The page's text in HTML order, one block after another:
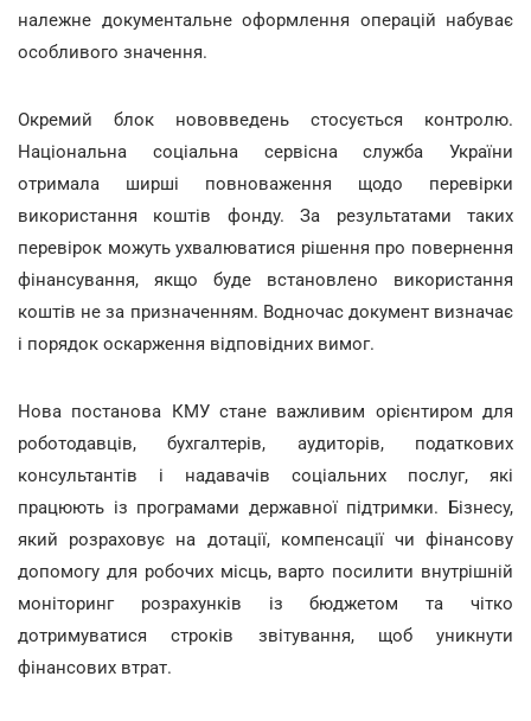
належне документальне оформлення операцій набуває
особливого значення.
Окремий блок нововведень стосується контролю.
Національна соціальна сервісна служба України
отримала ширші повноваження щодо перевірки
використання коштів фонду. За результатами таких
перевірок можуть ухвалюватися рішення про повернення
фінансування, якщо буде встановлено використання
коштів не за призначенням. Водночас документ визначає
і порядок оскарження відповідних вимог.
Нова постанова КМУ стане важливим орієнтиром для
роботодавців, бухгалтерів, аудиторів, податкових
консультантів і надавачів соціальних послуг, які
працюють із програмами державної підтримки. Бізнесу,
який розраховує на дотації, компенсації чи фінансову
допомогу для робочих місць, варто посилити внутрішній
моніторинг розрахунків із бюджетом та чітко
дотримуватися строків звітування, щоб уникнути
фінансових втрат.